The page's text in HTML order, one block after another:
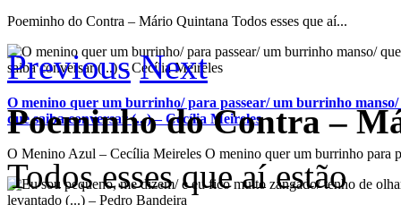
Poeminho do Contra – Mário Quintana Todos esses que aí...
O menino quer um burrinho/ para passear/ um burrinho manso/
que saiba conversar (...) – Cecília Meireles
O Menino Azul – Cecília Meireles O menino quer um burrinho para
Previous Next
Poeminho do Contra –
Todos esses que aí estão